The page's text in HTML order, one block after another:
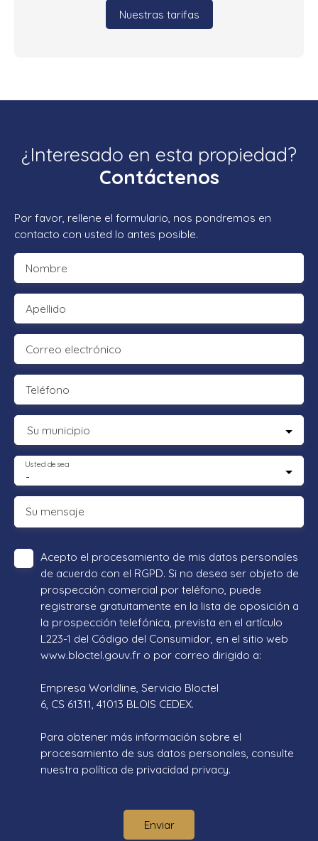
Nuestras tarifas
¿Interesado en esta propiedad?
Contáctenos
Por favor, rellene el formulario, nos pondremos en
contacto con usted lo antes posible.
Nombre
Apellido
Correo electrónico
Teléfono
Su municipio
-
Usted desea
Su mensaje
Acepto el procesamiento de mis datos personales
de acuerdo con el RGPD. Si no desea ser objeto de
prospección comercial por teléfono, puede
registrarse gratuitamente en la lista de oposición a
la prospección telefónica, prevista en el artículo
L223-1 del Código del Consumidor, en el sitio web
www.bloctel.gouv.fr o por correo dirigido a:
Empresa Worldline, Servicio Bloctel
6, CS 61311, 41013 BLOIS CEDEX.
Para obtener más información sobre el
procesamiento de sus datos personales, consulte
nuestra política de privacidad privacy.
Enviar